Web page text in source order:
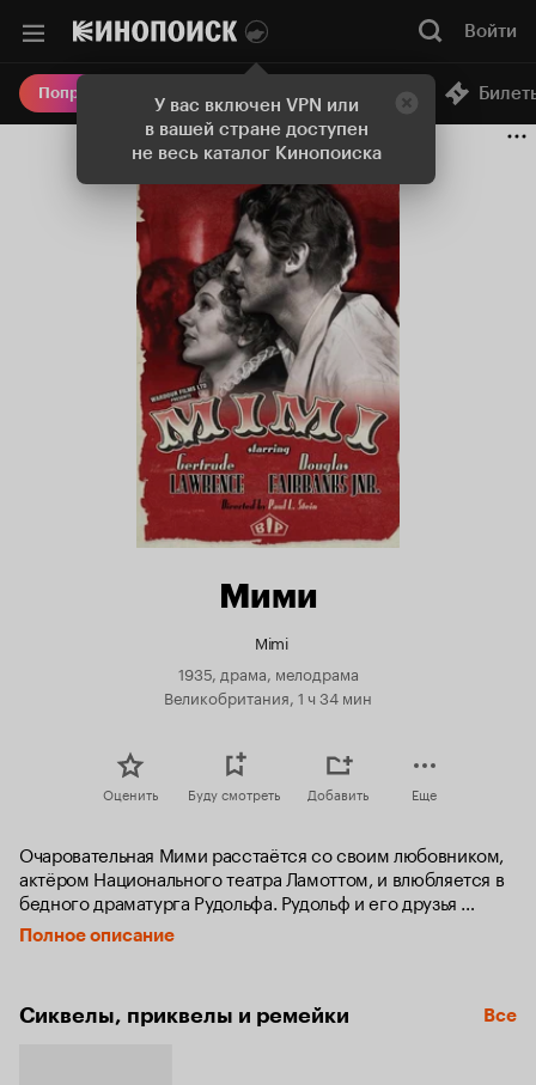
У вас включен VPN или
в вашей стране доступен
не весь каталог Кинопоиска
Войти
Попробовать Плюс Онлайн-кинотеатр
Мими
Mimi
1935, драма, мелодрама
Великобритания, 1 ч 34 мин
Оценить Буду смотреть Добавить Еще
Очаровательная Мими расстаётся со своим любовником,
актёром Национального театра Ламоттом, и влюбляется в
бедного драматурга Рудольфа. Рудольф и его друзья
весело проводят время, забывая о работе, и Мими
убеждает нового возлюбленного отложить развлечения с
Ламотт продолжает надеяться на возвращение
Полное описание
Сиквелы, приквелы и ремейки Все